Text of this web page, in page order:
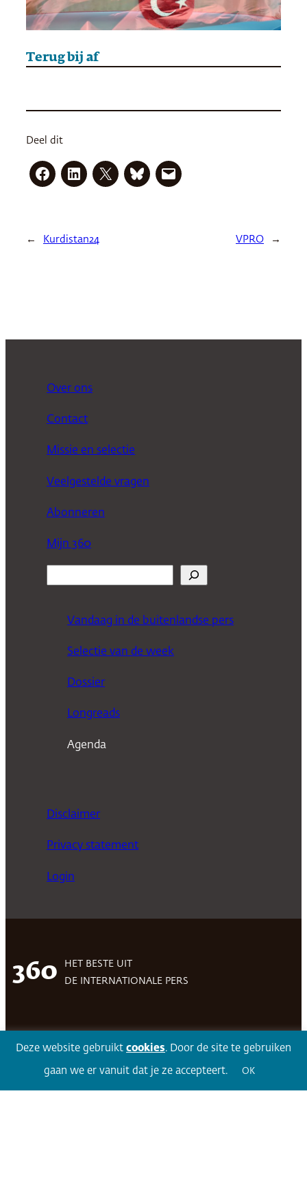
Terug bij af
Deel dit
← Kurdistan24 VPRO →
Over ons
Contact
Missie en selectie
Veelgestelde vragen
Abonneren
Mijn 360
Vandaag in de buitenlandse pers
Selectie van de week
Dossier
Longreads
Agenda
Disclaimer
Privacy statement
Login
360
HET BESTE UIT
DE INTERNATIONALE PERS
Volg 360Facebook LinkedIn Twitter
Deze website gebruikt cookies. Door de site te gebruiken
gaan we er vanuit dat je ze accepteert. OK